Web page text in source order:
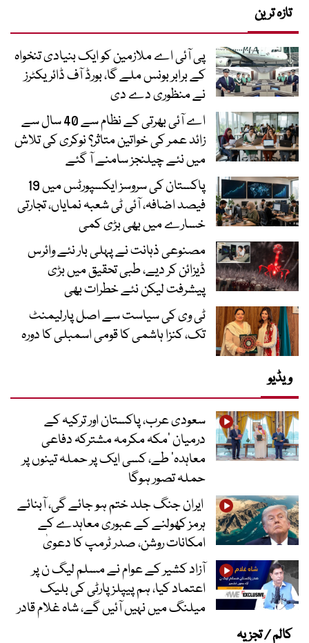
تازہ ترین
پی آئی اے ملازمین کو ایک بنیادی تنخواہ
کے برابر بونس ملے گا، بورڈ آف ڈائریکٹرز
نے منظوری دے دی
اے آئی بھرتی کے نظام سے 40 سال سے
زائد عمر کی خواتین متاثر؟ نوکری کی تلاش
میں نئے چیلنجز سامنے آ گئے
پاکستان کی سروسز ایکسپورٹس میں 19
فیصد اضافہ، آئی ٹی شعبہ نمایاں، تجارتی
خسارے میں بھی بڑی کمی
مصنوعی ذہانت نے پہلی بار نئے وائرس
ڈیزائن کر دیے، طبی تحقیق میں بڑی
پیشرفت لیکن نئے خطرات بھی
ٹی وی کی سیاست سے اصل پارلیمنٹ
تک، کنزا ہاشمی کا قومی اسمبلی کا دورہ
ویڈیو
سعودی عرب، پاکستان اور ترکیہ کے
درمیان ’مکہ مکرمہ مشترکہ دفاعی
معاہدہ‘ طے، کسی ایک پر حملہ تینوں پر
حملہ تصور ہوگا
ایران جنگ جلد ختم ہو جائے گی، آبنائے
ہرمز کھولنے کے عبوری معاہدے کے
امکانات روشن، صدر ٹرمپ کا دعویٰ
آزاد کشیر کے عوام نے مسلم لیگ ن پر
اعتماد کیا، ہم پیپلز پارٹی کی بلیک
میلنگ میں نہیں آئیں گے، شاہ غلام قادر
کالم / تجزیہ